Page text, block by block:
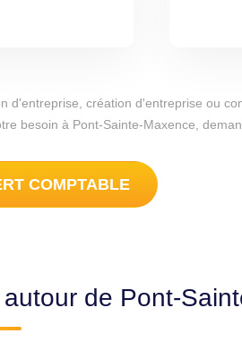
création d'entreprise ou
besoin à Pont-Sainte-Maxence,
COMPTABLE
de Pont-